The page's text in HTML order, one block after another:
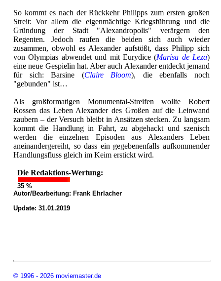
So kommt es nach der Rückkehr Philipps zum ersten großen
Streit: Vor allem die eigenmächtige Kriegsführung und die
Gründung der Stadt "Alexandropolis" verärgern den
Regenten. Jedoch raufen die beiden sich auch wieder
zusammen, obwohl es Alexander aufstößt, dass Philipp sich
von Olympias abwendet und mit Eurydice (Marisa de Leza)
eine neue Gespielin hat. Aber auch Alexander entdeckt jemand
für sich: Barsine (Claire Bloom), die ebenfalls noch
"gebunden" ist…
Als großformatigen Monumental-Streifen wollte Robert
Rossen das Leben Alexander des Großen auf die Leinwand
zaubern – der Versuch bleibt in Ansätzen stecken. Zu langsam
kommt die Handlung in Fahrt, zu abgehackt und szenisch
werden die einzelnen Episoden aus Alexanders Leben
aneinandergereiht, so dass ein gegebenenfalls aufkommender
Handlungsfluss gleich im Keim erstickt wird.
Die Redaktions-Wertung:
35 %
Autor/Bearbeitung: Frank Ehrlacher
Update: 31.01.2019
© 1996 - 2026 moviemaster.de